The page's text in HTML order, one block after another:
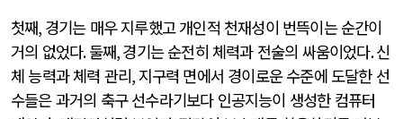
첫째, 경기는 매우 지루했고 개인적 천재성이 번뜩이는 순간이
거의 없었다.둘째,경기는 순전히 체력과 전술의 싸움이었다.신
체 능력과 체력 관리, 지구력 면에서 경이로운 수준에 도달한 선
수들은 과거의 축구 선수라기보다 인공지능이 생성한 컴퓨터